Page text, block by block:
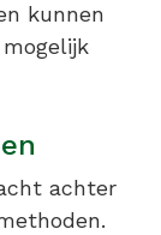
kunnen
achter